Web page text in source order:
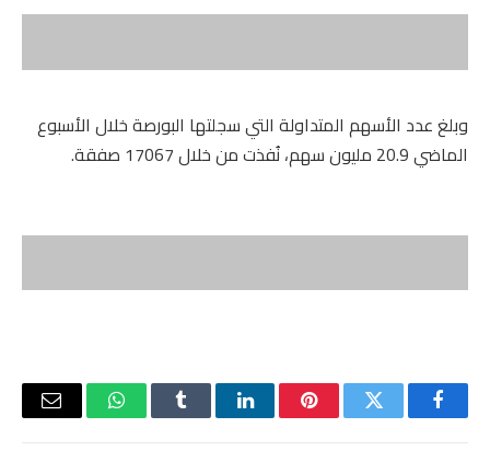
وبلغ عدد الأسهم المتداولة التي سجلتها البورصة خلال الأسبوع
الماضي 20.9 مليون سهم، نُفذت من خلال 17067 صفقة.
فيسبوكتويتر بينتيريستلينكدإن Tumblr واتسابالبريد